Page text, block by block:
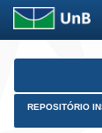
Skip
REPOSITÓRIO